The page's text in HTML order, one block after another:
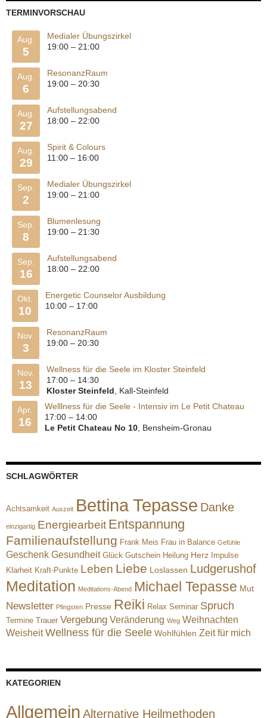
TERMINVORSCHAU
Aug.
5
Medialer Übungszirkel
19:00 – 21:00
Aug.
6
ResonanzRaum
19:00 – 20:30
Aug.
27
Aufstellungsabend
18:00 – 22:00
Aug.
29
Spirit & Colours
11:00 – 16:00
Sep.
2
Medialer Übungszirkel
19:00 – 21:00
Sep.
8
Blumenlesung
19:00 – 21:30
Sep.
16
Aufstellungsabend
18:00 – 22:00
Okt.
10
Energetic Counselor Ausbildung
10:00 – 17:00
Nov.
3
ResonanzRaum
19:00 – 20:30
Nov.
13
Wellness für die Seele im Kloster Steinfeld
17:00 – 14:30
Kloster Steinfeld , Kall-Steinfeld
Apr.
16
Welllness für die Seele - Intensiv im Le Petit Chateau
17:00 – 14:00
Le Petit Chateau No 10 , Bensheim-Gronau
SCHLAGWÖRTER
Achtsamkeit Auszeit Bettina Tepasse Danke
einzigartig Energiearbeit Entspannung
Familienaufstellung Frank Meis Frau in Balance Gefühle
Geschenk Gesundheit Glück Gutschein Heilung Herz Impulse
Klarheit Kraft-Punkte Leben Liebe Loslassen Ludgerushof
Meditation Meditations-Abend Michael Tepasse Mut
Newsletter Pfingsten Presse Reiki Relax Seminar Spruch
Termine Trauer Vergebung Veränderung Weg Weihnachten
Weisheit Wellness für die Seele Wohlfühlen Zeit für mich
KATEGORIEN
Allgemein Alternative Heilmethoden